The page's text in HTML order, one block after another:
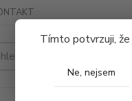
Tímto potvrzuji,
Ne, nejsem